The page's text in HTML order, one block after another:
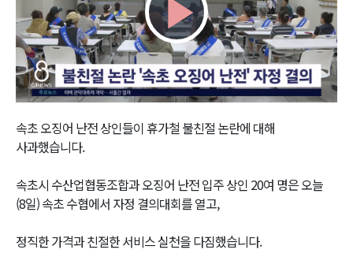
Play
Video
속초 오징어 난전 상인들이 휴가철 불친절 논란에 대해
사과했습니다.
속초시 수산업협동조합과 오징어 난전 입주 상인 20여 명은 오늘
(8일) 속초 수협에서 자정 결의대회를 열고,
정직한 가격과 친절한 서비스 실천을 다짐했습니다.